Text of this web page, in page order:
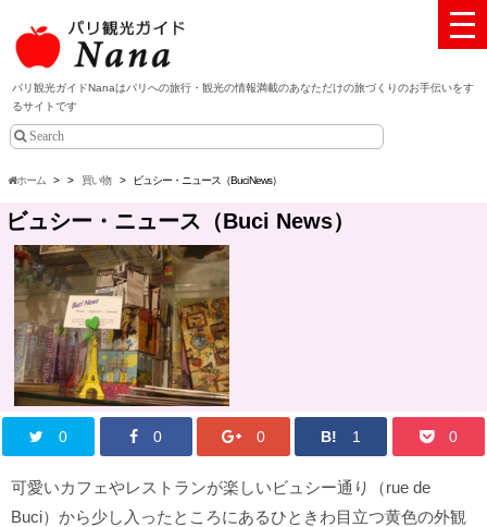
パリ観光ガイドNanaはパリへの旅行・観光の情報満載のあなただけの旅づくりのお手伝いをす
るサイトです
ホーム > > 買い物 > ビュシー・ニュース（Buci News）
ビュシー・ニュース（Buci News）
0 0 0 B! 1 0
可愛いカフェやレストランが楽しいビュシー通り（rue de
Buci）から少し入ったところにあるひときわ目立つ黄色の外観